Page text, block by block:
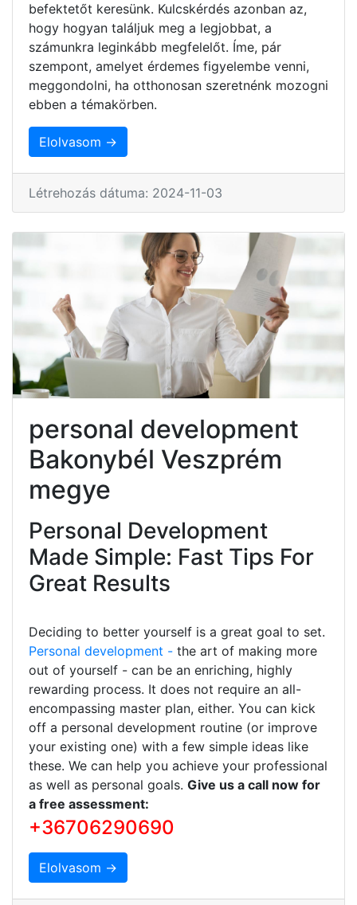
befektetőt keresünk. Kulcskérdés azonban az,
hogy hogyan találjuk meg a legjobbat, a
számunkra leginkább megfelelőt. Íme, pár
szempont, amelyet érdemes figyelembe venni,
meggondolni, ha otthonosan szeretnénk mozogni
ebben a témakörben.
Elolvasom →
Létrehozás dátuma: 2024-11-03
personal development
Bakonybél Veszprém
megye
Personal Development
Made Simple: Fast Tips For
Great Results
Deciding to better yourself is a great goal to set.
Personal development - the art of making more
out of yourself - can be an enriching, highly
rewarding process. It does not require an all-
encompassing master plan, either. You can kick
off a personal development routine (or improve
your existing one) with a few simple ideas like
these. We can help you achieve your professional
as well as personal goals. Give us a call now for
a free assessment:
+36706290690
Elolvasom →